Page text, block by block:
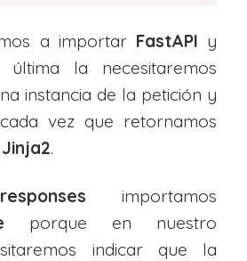
a importar FastAPI y
última la necesitaremos
instancia de la petición y
vez que retornamos
Jinja2.
importamos
porque en nuestro
indicar que la